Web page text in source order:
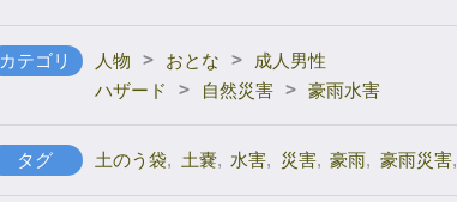
カテゴリ 人物 > おとな >
成人男性
ハザード
> 自然災害 > 豪雨水害
タグ 土のう袋, 土嚢, 水害, 災害, 豪雨, 豪雨災害,